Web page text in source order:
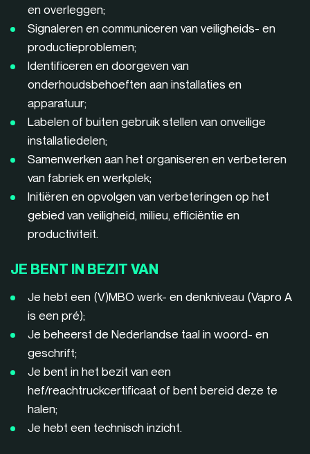
en overleggen;
Signaleren en communiceren van veiligheids- en
productieproblemen;
Identificeren en doorgeven van
onderhoudsbehoeften aan installaties en
apparatuur;
Labelen of buiten gebruik stellen van onveilige
installatiedelen;
Samenwerken aan het organiseren en verbeteren
van fabriek en werkplek;
Initiëren en opvolgen van verbeteringen op het
gebied van veiligheid, milieu, efficiëntie en
productiviteit.
JE BENT IN BEZIT VAN
Je hebt een (V)MBO werk- en denkniveau (Vapro A
is een pré);
Je beheerst de Nederlandse taal in woord- en
geschrift;
Je bent in het bezit van een
hef/reachtruckcertificaat of bent bereid deze te
halen;
Je hebt een technisch inzicht.